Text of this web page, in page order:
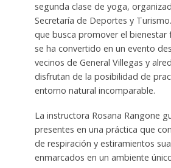
segunda clase de yoga,
Secretaría de Deportes y
que busca promover el bienestar
se ha convertido en un evento
vecinos de General Villegas y
disfrutan de la posibilidad de
entorno natural incomparable.
La instructora Rosana Rangone
presentes en una práctica que
de respiración y estiramientos
enmarcados en un ambiente